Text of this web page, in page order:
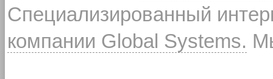
Специализированный
компании Global Systems.